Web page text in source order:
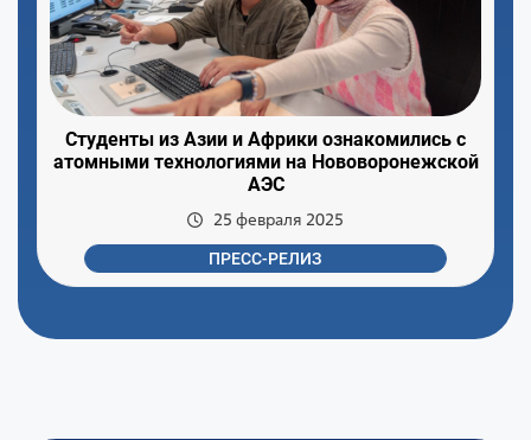
Студенты из Азии и Африки ознакомились с
атомными технологиями на Нововоронежской
АЭС
25 февраля 2025
ПРЕСС-РЕЛИЗ